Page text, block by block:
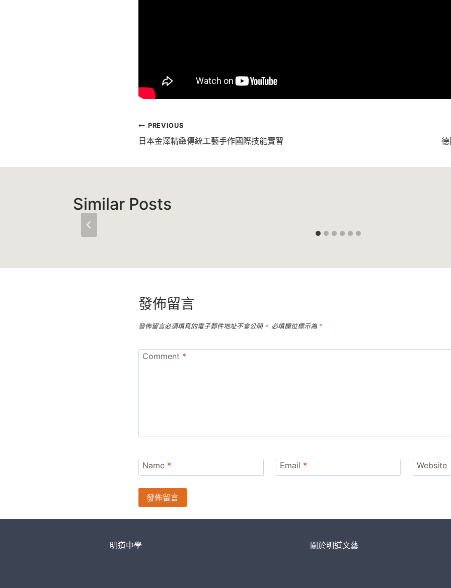
文
章
導
PREVIOUS
日本金澤精緻傳統工藝手作國際技能實習
Similar Posts
發佈留言
發佈留言必須填寫的電子郵件地址不會公開。 必填欄位標示為 *
Comment *
Name * Email * Website
明道中學 關於明道文藝